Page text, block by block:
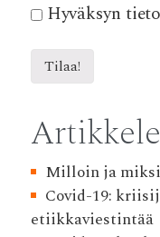
Hyväksyn
Milloin ja miksi
Covid-19:
etiikkaviestintää